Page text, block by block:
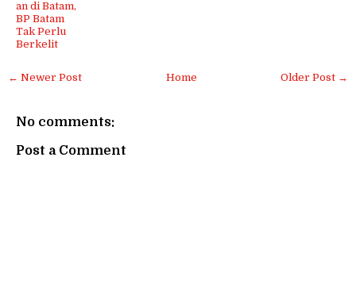
an di Batam,
BP Batam
Tak Perlu
Berkelit
← Newer Post Older Post →
Home
No comments:
Post a Comment